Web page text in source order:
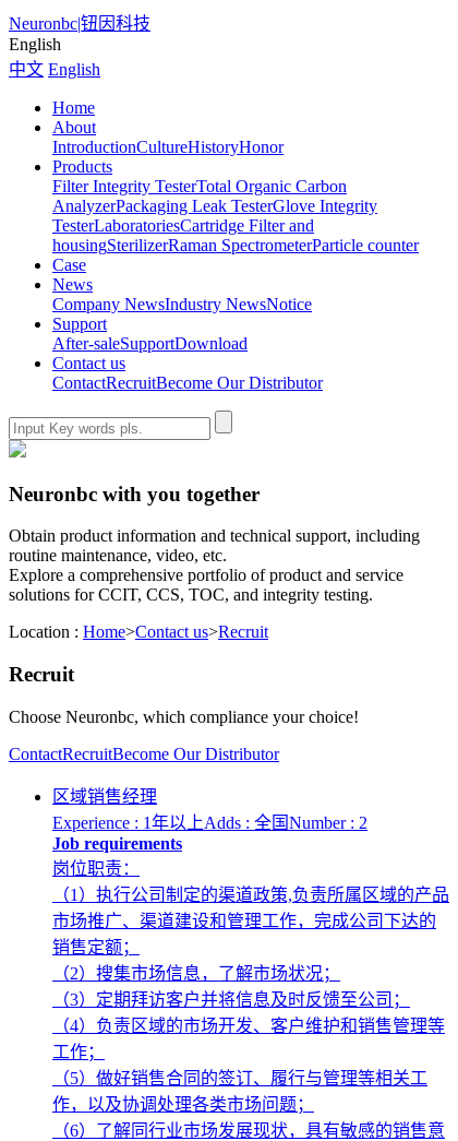
Neuronbc|钮因科技
English
中文 English
Home
About
IntroductionCultureHistoryHonor
Products
Filter Integrity TesterTotal Organic Carbon
AnalyzerPackaging Leak TesterGlove Integrity
TesterLaboratoriesCartridge Filter and
housingSterilizerRaman SpectrometerParticle counter
Case
News
Company NewsIndustry NewsNotice
Support
After-saleSupportDownload
Contact us
ContactRecruitBecome Our Distributor
Neuronbc with you together
Obtain product information and technical support, including
routine maintenance, video, etc.
Explore a comprehensive portfolio of product and service
solutions for CCIT, CCS, TOC, and integrity testing.
Location : Home>Contact us>Recruit
Recruit
Choose Neuronbc, which compliance your choice!
ContactRecruitBecome Our Distributor
区域销售经理
Experience : 1年以上Adds : 全国Number : 2
Job requirements
岗位职责：
（1）执行公司制定的渠道政策,负责所属区域的产品
市场推广、渠道建设和管理工作，完成公司下达的
销售定额；
（2）搜集市场信息，了解市场状况；
（3）定期拜访客户并将信息及时反馈至公司；
（4）负责区域的市场开发、客户维护和销售管理等
工作；
（5）做好销售合同的签订、履行与管理等相关工
作，以及协调处理各类市场问题；
（6）了解同行业市场发展现状，具有敏感的销售意